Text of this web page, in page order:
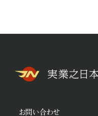
お問い合わせ